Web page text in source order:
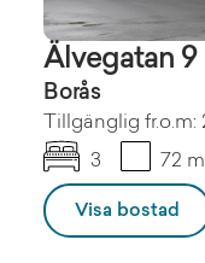
Älvegatan 9
Borås
Tillgänglig fr.o.m:
3
72
Visa bostad